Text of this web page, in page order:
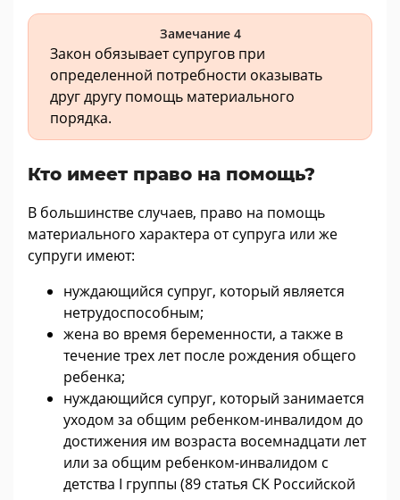
Замечание 4
Закон обязывает супругов при
определенной потребности оказывать
друг другу помощь материального
порядка.
Кто имеет право на помощь?
В большинстве случаев, право на помощь
материального характера от супруга или же
супруги имеют:
нуждающийся супруг, который является
нетрудоспособным;
жена во время беременности, а также в
течение трех лет после рождения общего
ребенка;
нуждающийся супруг, который занимается
уходом за общим ребенком-инвалидом до
достижения им возраста восемнадцати лет
или за общим ребенком-инвалидом с
детства I группы (89 статья СК Российской